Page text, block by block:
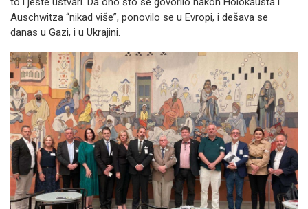
Auschwitza “nikad više”, ponovilo se u Evropi, i dešava se
danas u Gazi, i u Ukrajini.